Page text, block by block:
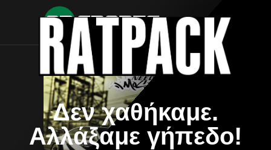
Δεν χαθήκαμε.
Αλλάξαμε γήπεδο!